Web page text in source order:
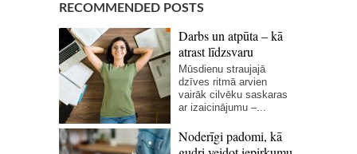
RECOMMENDED POSTS
Darbs un atpūta – kā
atrast līdzsvaru
Mūsdienu straujajā
dzīves ritmā arvien
vairāk cilvēku saskaras
ar izaicinājumu –...
Noderīgi padomi, kā